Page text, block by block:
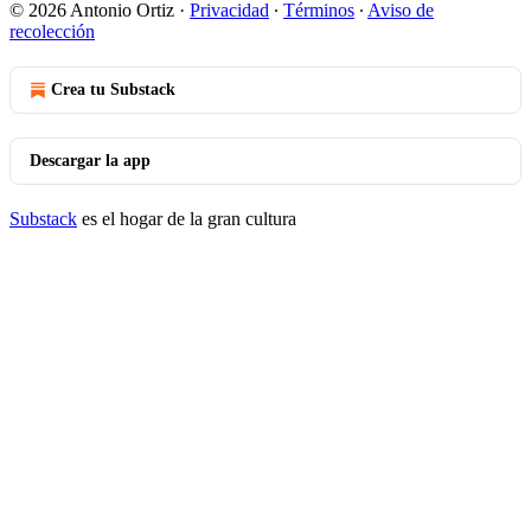
© 2026 Antonio Ortiz · Privacidad ∙ Términos ∙ Aviso de
recolección
Crea tu Substack
Descargar la app
Substack es el hogar de la gran cultura